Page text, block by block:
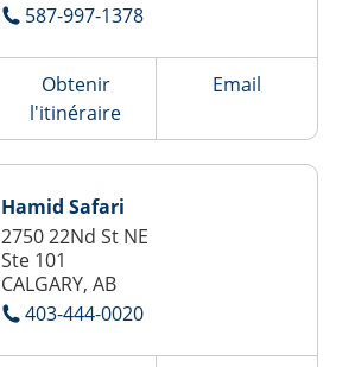
587-997-1378
Obtenir
l'itinéraire
Email
Hamid Safari
2750 22Nd St NE
Ste 101
CALGARY, AB
403-444-0020